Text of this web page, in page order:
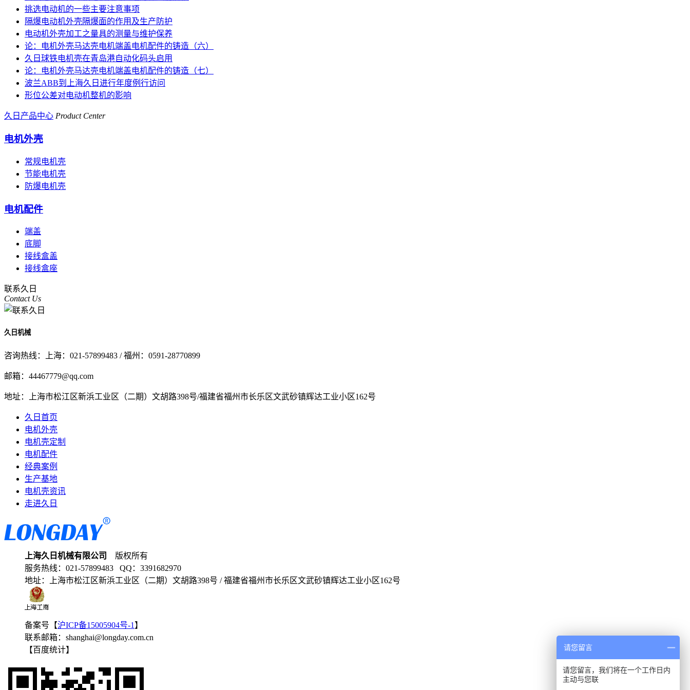
挑选电动机的一些主要注意事项
隔爆电动机外壳隔爆面的作用及生产防护
电动机外壳加工之量具的测量与维护保养
论：电机外壳马达壳电机端盖电机配件的铸造（六）
久日球铁电机壳在青岛港自动化码头启用
论：电机外壳马达壳电机端盖电机配件的铸造（七）
波兰ABB到上海久日进行年度例行访问
形位公差对电动机整机的影响
久日产品中心 Product Center
电机外壳
常规电机壳
节能电机壳
防爆电机壳
电机配件
端盖
底脚
接线盒盖
接线盒座
联系久日
Contact Us
久日机械
咨询热线： 上海：021-57899483 / 福州：0591-28770899
邮箱： 44467779@qq.com
地址： 上海市松江区新浜工业区（二期）文胡路398号/福建省福州市长乐区文武砂镇辉达工业小区162号
久日首页
电机外壳
电机壳定制
电机配件
经典案例
生产基地
电机壳资讯
走进久日
上海久日机械有限公司
版权所有
服务热线： 021-57899483 QQ： 3391682970
地址：
上海市松江区新浜工业区（二期）文胡路398号 / 福建省福州市长乐区文武砂镇辉达工业小区162号
备案号【沪ICP备15005904号-1 】
联系邮箱： shanghai@longday.com.cn
【百度统计】
请您留言
请您留言，我们将在一个工作日内
主动与您联